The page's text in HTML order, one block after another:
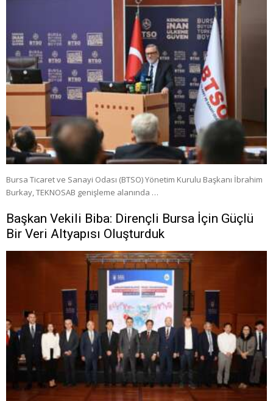
Bursa Ticaret ve Sanayi Odası (BTSO) Yönetim Kurulu Başkanı İbrahim
Burkay, TEKNOSAB genişleme alanında …
Başkan Vekili Biba: Dirençli Bursa İçin Güçlü
Bir Veri Altyapısı Oluşturduk